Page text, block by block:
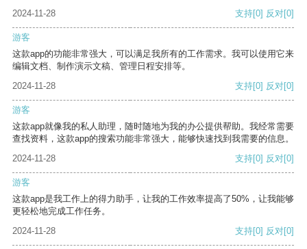
2024-11-28 支持[0] 反对[0]
游客
这款app的功能非常强大，可以满足我所有的工作需求。我可以使用它来
编辑文档、制作演示文稿、管理日程安排等。
2024-11-28
支持[0] 反对[0]
游客
这款app就像我的私人助理，随时随地为我的办公提供帮助。我经常需要
查找资料，这款app的搜索功能非常强大，能够快速找到我需要的信息。
2024-11-28
支持[0] 反对[0]
游客
这款app是我工作上的得力助手，让我的工作效率提高了50%，让我能够
更轻松地完成工作任务。
2024-11-28
支持[0] 反对[0]